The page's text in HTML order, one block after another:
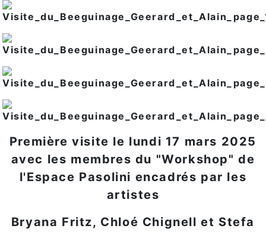
Première visite le lundi 17 mars 2025
avec les membres du "Workshop" de
l'Espace Pasolini encadrés par les
artistes
Bryana Fritz, Chloé Chignell et Stefa